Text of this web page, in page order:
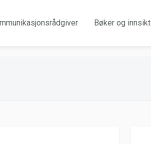
Bøker og innsikt